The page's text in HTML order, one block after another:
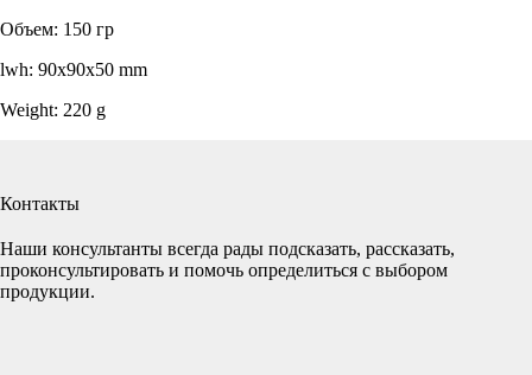
Объем: 150 гр
lwh: 90x90x50 mm
Weight: 220 g
Контакты
Наши консультанты всегда рады подсказать, рассказать,
проконсультировать и помочь определиться с выбором
продукции.